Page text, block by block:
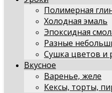
Полимерная
Холодная эмаль
Эпоксидная
Разные
Сушка цветов и
Вкусное
Варенье, желе
Кексы, торты,